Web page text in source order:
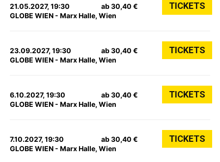
21.05.2027, 19:30
GLOBE WIEN - Marx Halle, Wien
ab 30,40 € TICKETS
23.09.2027, 19:30
GLOBE WIEN - Marx Halle, Wien
ab 30,40 € TICKETS
6.10.2027, 19:30
GLOBE WIEN - Marx Halle, Wien
ab 30,40 € TICKETS
7.10.2027, 19:30
GLOBE WIEN - Marx Halle, Wien
ab 30,40 € TICKETS